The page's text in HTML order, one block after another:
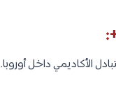
الأكاديمي داخل أوروبا.